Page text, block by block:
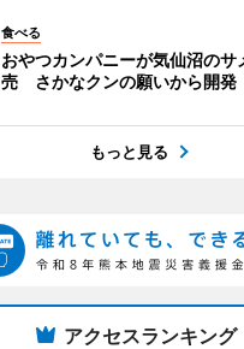
食べる
おやつカンパニーが気仙沼のサ
売 さかなクンの願いから開発
もっと見る
アクセスランキング